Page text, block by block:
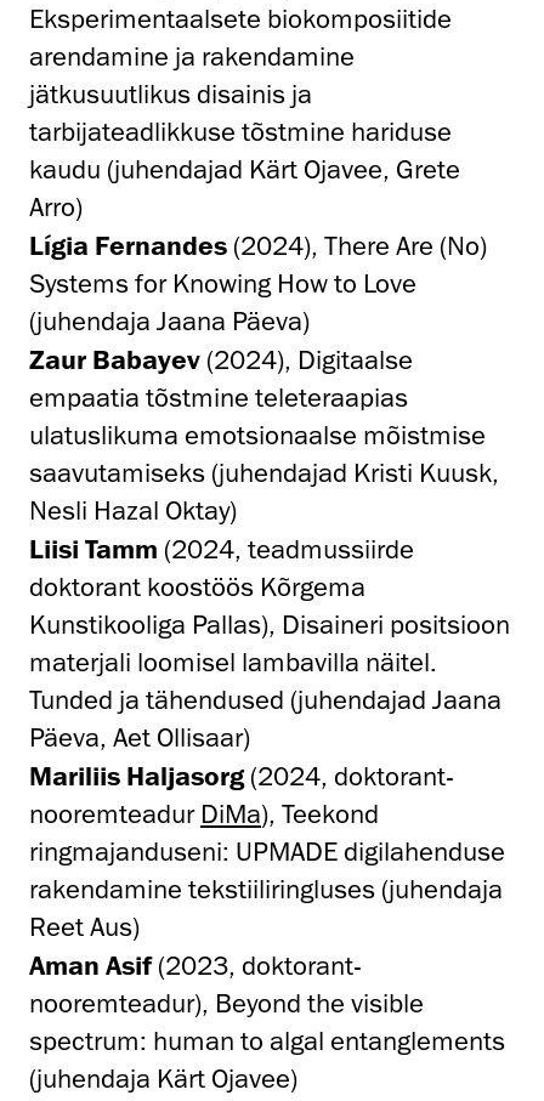
Eksperimentaalsete biokomposiitide
arendamine ja rakendamine
jätkusuutlikus disainis ja
tarbijateadlikkuse tõstmine hariduse
kaudu (juhendajad Kärt Ojavee, Grete
Arro)
Lígia Fernandes (2024), There Are (No)
Systems for Knowing How to Love
(juhendaja Jaana Päeva)
Zaur Babayev (2024), Digitaalse
empaatia tõstmine teleteraapias
ulatuslikuma emotsionaalse mõistmise
saavutamiseks (juhendajad Kristi Kuusk,
Nesli Hazal Oktay)
Liisi Tamm (2024, teadmussiirde
doktorant koostöös Kõrgema
Kunstikooliga Pallas), Disaineri positsioon
materjali loomisel lambavilla näitel.
Tunded ja tähendused (juhendajad Jaana
Päeva, Aet Ollisaar)
Mariliis Haljasorg(2024, doktorant-
nooremteadur DiMa), Teekond
ringmajanduseni: UPMADE digilahenduse
rakendamine tekstiiliringluses (juhendaja
Reet Aus)
Aman Asif(2023, doktorant-
nooremteadur), Beyond the visible
spectrum: human to algal entanglements
(juhendaja Kärt Ojavee)